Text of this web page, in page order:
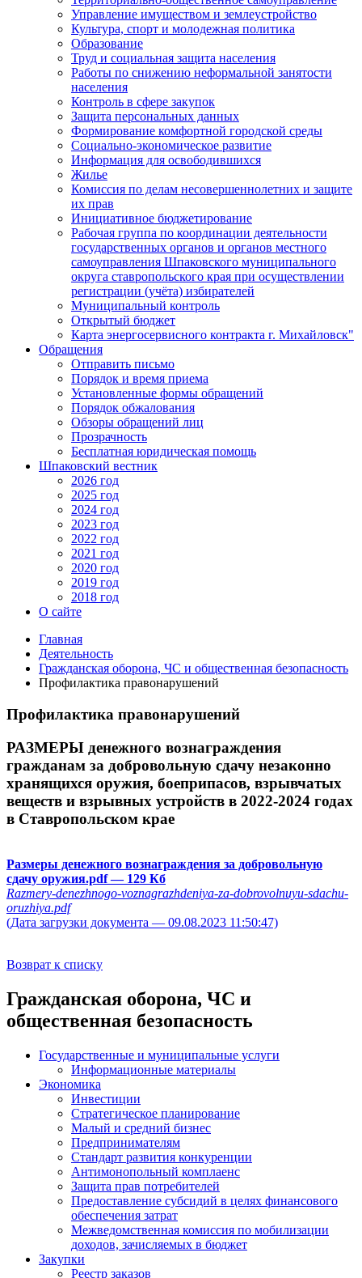
Управление имуществом и землеустройство
Культура, спорт и молодежная политика
Образование
Труд и социальная защита населения
Работы по снижению неформальной занятости
населения
Контроль в сфере закупок
Защита персональных данных
Формирование комфортной городской среды
Социально-экономическое развитие
Информация для освободившихся
Жилье
Комиссия по делам несовершеннолетних и защите
их прав
Инициативное бюджетирование
Рабочая группа по координации деятельности
государственных органов и органов местного
самоуправления Шпаковского муниципального
округа ставропольского края при осуществлении
регистрации (учёта) избирателей
Муниципальный контроль
Открытый бюджет
Карта энергосервисного контракта г. Михайловск"
Обращения
Отправить письмо
Порядок и время приема
Установленные формы обращений
Порядок обжалования
Обзоры обращений лиц
Прозрачность
Бесплатная юридическая помощь
Шпаковский вестник
2026 год
2025 год
2024 год
2023 год
2022 год
2021 год
2020 год
2019 год
2018 год
О сайте
Главная
Деятельность
Гражданская оборона, ЧС и общественная безопасность
Профилактика правонарушений
Профилактика правонарушений
РАЗМЕРЫ денежного вознаграждения
гражданам за добровольную сдачу незаконно
хранящихся оружия, боеприпасов, взрывчатых
веществ и взрывных устройств в 2022-2024 годах
в Ставропольском крае
Размеры денежного вознаграждения за добровольную
сдачу оружия.pdf— 129 Кб
Razmery-denezhnogo-voznagrazhdeniya-za-dobrovolnuyu-sdachu-
oruzhiya.pdf
(Дата загрузки документа — 09.08.2023 11:50:47)
Возврат к списку
Гражданская оборона, ЧС и
общественная безопасность
Государственные и муниципальные услуги
Информационные материалы
Экономика
Инвестиции
Стратегическое планирование
Малый и средний бизнес
Предпринимателям
Стандарт развития конкуренции
Антимонопольный комплаенс
Защита прав потребителей
Предоставление субсидий в целях финансового
обеспечения затрат
Межведомственная комиссия по мобилизации
доходов, зачисляемых в бюджет
Закупки
Реестр заказов